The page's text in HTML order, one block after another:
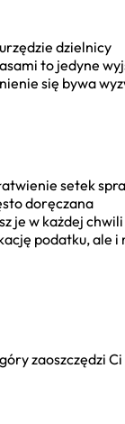
dzielnicy
to jedyne
się bywa
setek
doręczana
je w każdej chwili
podatku, ale i
zaoszczędzi